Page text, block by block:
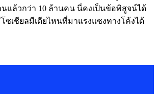
แล้วกว่า 10 ล้านคน นี่คงเป็นข้อพิสูจน์ได้
ซเชียลมีเดียไหนที่มาแรงแซงทางโค้งได้